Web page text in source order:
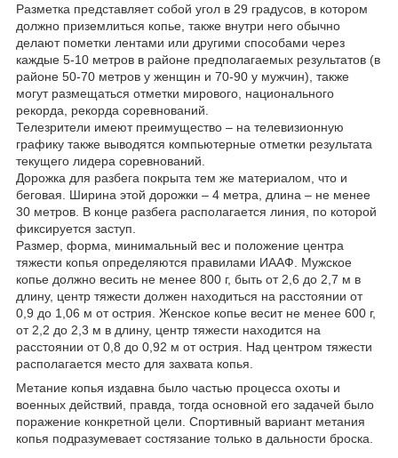
Разметка представляет собой угол в 29 градусов, в котором
должно приземлиться копье, также внутри него обычно
делают пометки лентами или другими способами через
каждые 5-10 метров в районе предполагаемых результатов (в
районе 50-70 метров у женщин и 70-90 у мужчин), также
могут размещаться отметки мирового, национального
рекорда, рекорда соревнований.
Телезрители имеют преимущество – на телевизионную
графику также выводятся компьютерные отметки результата
текущего лидера соревнований.
Дорожка для разбега покрыта тем же материалом, что и
беговая. Ширина этой дорожки – 4 метра, длина – не менее
30 метров. В конце разбега располагается линия, по которой
фиксируется заступ.
Размер, форма, минимальный вес и положение центра
тяжести копья определяются правилами ИААФ. Мужское
копье должно весить не менее 800 г, быть от 2,6 до 2,7 м в
длину, центр тяжести должен находиться на расстоянии от
0,9 до 1,06 м от острия. Женское копье весит не менее 600 г,
от 2,2 до 2,3 м в длину, центр тяжести находится на
расстоянии от 0,8 до 0,92 м от острия. Над центром тяжести
располагается место для захвата копья.
Метание копья издавна было частью процесса охоты и
военных действий, правда, тогда основной его задачей было
поражение конкретной цели. Спортивный вариант метания
копья подразумевает состязание только в дальности броска.